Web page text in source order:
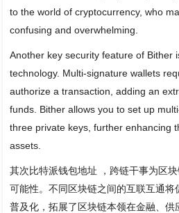
to the world of cryptocurrency, who
confusing and overwhelming.
Another key security feature of Bither
technology. Multi-signature wallets
authorize a transaction, adding an
funds. Bither allows you to set up
three private keys, further enhancing
assets.
其次比特派钱包地址 ，跨链干事为区
可能性。不同区块链之间的互联互通将
普及化，拓展了区块链本领在金融、